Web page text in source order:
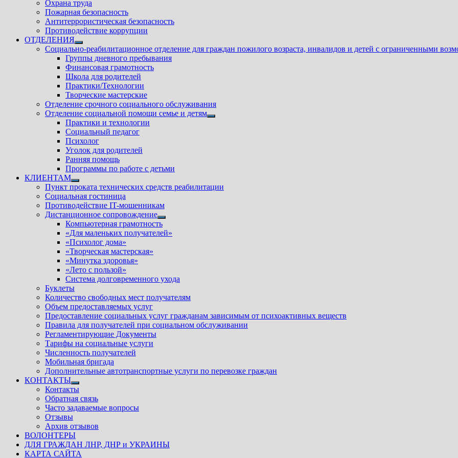
Охрана труда
Пожарная безопасность
Антитеррористическая безопасность
Противодействие коррупции
ОТДЕЛЕНИЯ
Показать
подменю
Социально-реабилитационное отделение для граждан пожилого возраста, инвалидов и детей с ограниченными
Группы дневного пребывания
Финансовая грамотность
Школа для родителей
Практики/Технологии
Творческие мастерские
Отделение срочного социального обслуживания
Отделение социальной помощи семье и детям
Показать
Практики и технологии
Социальный педагог
Психолог
Уголок для родителей
Ранняя помощь
Программы по работе с детьми
КЛИЕНТАМ
Показать
подменю
Пункт проката технических средств реабилитации
Социальная гостиница
Противодействие IT-мошенникам
Дистанционное сопровождение
Показать
подменю
Компьютерная грамотность
«Для маленьких получателей»
«Психолог дома»
«Творческая мастерская»
«Минутка здоровья»
«Лето с пользой»
Система долговременного ухода
Буклеты
Количество свободных мест получателям
Объем предоставляемых услуг
Предоставление социальных услуг гражданам зависимым от психоактивных веществ
Правила для получателей при социальном обслуживании
Регламентирующие Документы
Тарифы на социальные услуги
Численность получателей
Мобильная бригада
Дополнительные автотранспортные услуги по перевозке граждан
КОНТАКТЫ
Показать
подменю
Контакты
Обратная связь
Часто задаваемые вопросы
Отзывы
Архив отзывов
ВОЛОНТЕРЫ
ДЛЯ ГРАЖДАН ЛНР, ДНР и УКРАИНЫ
КАРТА САЙТА